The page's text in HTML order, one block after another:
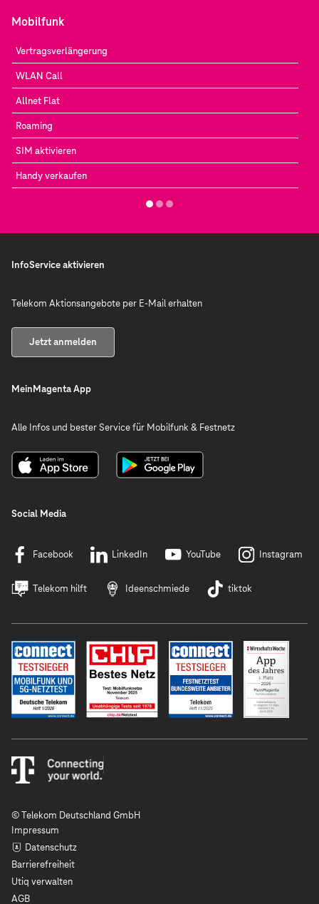
Mobilfunk
Vertragsverlängerung
WLAN Call
Allnet Flat
Roaming
SIM aktivieren
Handy verkaufen
InfoService aktivieren
Telekom Aktionsangebote per E-Mail erhalten
Jetzt anmelden
MeinMagenta App
Alle Infos und bester Service für Mobilfunk & Festnetz
Social Media
Facebook LinkedIn YouTube Instagram
Telekom hilft Ideenschmiede tiktok
© Telekom Deutschland GmbH
Impressum
Datenschutz
Barrierefreiheit
Utiq verwalten
AGB